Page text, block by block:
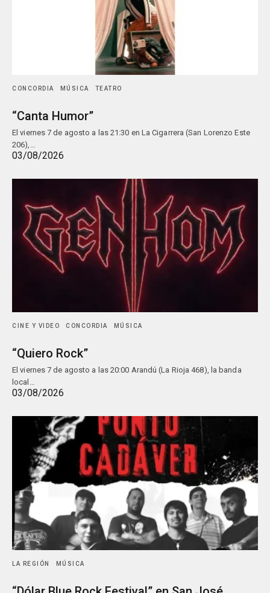
CONCORDIA MÚSICA TEATRO
“Canta Humor”
El viernes 7 de agosto a las 21:30 en La Cigarrera (San Lorenzo Este
206),…
03/08/2026
CINE Y VIDEO CONCORDIA MÚSICA
“Quiero Rock”
El viernes 7 de agosto a las 20:00 Arandú (La Rioja 468), la banda
local…
03/08/2026
LA REGIÓN MÚSICA